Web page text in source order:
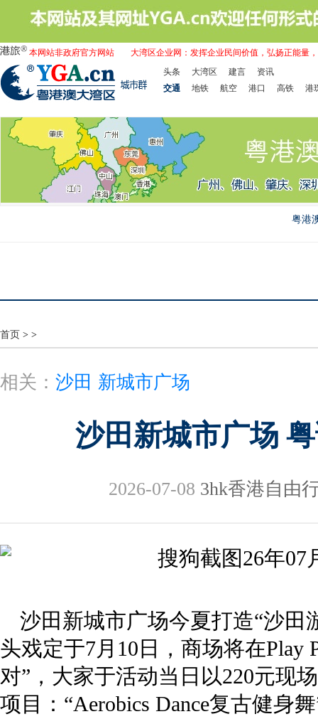
本网站非政府官方网站
大湾区企业网：发挥企业民间价值，弘扬正能量
头条
大湾区 建言
资讯
交通
地铁 航空 港口 高铁 港
粤港
首页 > >
相关： 沙田 新城市广场
沙田新城市广场
2026-07-08 3hk香港自由
沙田新城市广场今夏打造“沙田
头戏定于7月10日，商场将在Play
对”，大家于活动当日以220元现
项目：“Aerobics Dance复古健身